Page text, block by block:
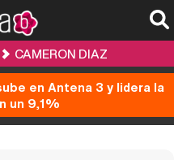
CAMERON DIAZ
en Antena 3 y lidera la
un 9,1%